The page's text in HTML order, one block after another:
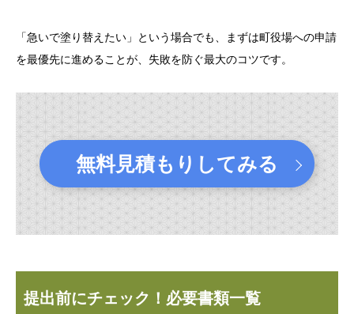
「急いで塗り替えたい」という場合でも、まずは町役場への申請
を最優先に進めることが、失敗を防ぐ最大のコツです。
無料見積もりしてみる
提出前にチェック！必要書類一覧